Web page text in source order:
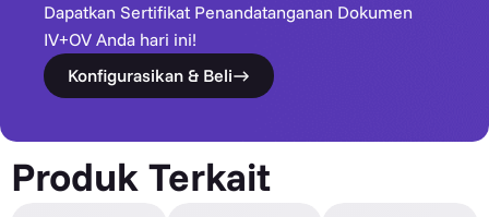
Dapatkan Sertifikat Penandatanganan Dokumen
IV+OV Anda hari ini!
Konfigurasikan & Beli
Produk Terkait